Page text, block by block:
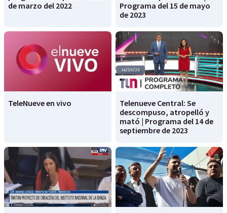
de marzo del 2022
Programa del 15 de mayo
de 2023
TeleNueve en vivo
Telenueve Central: Se
descompuso, atropelló y
mató | Programa del 14 de
septiembre de 2023